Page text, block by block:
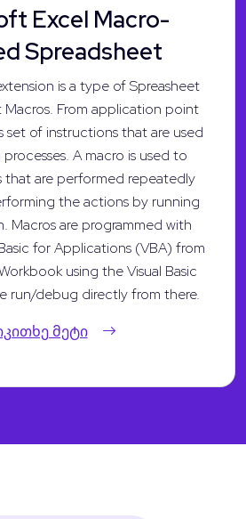
Excel Macro-
Spreadsheet
is a type of Spreasheet
From application point
set of instructions that are used
A macro is used to
that are performed repeatedly
the actions by running
Macros are programmed with
for Applications (VBA) from
using the Visual Basic
run/debug directly from there.
მეტი